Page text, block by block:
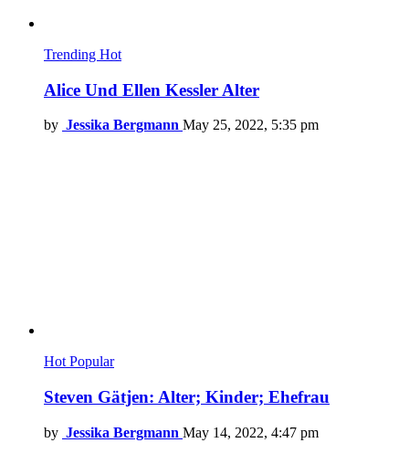
Trending Hot
Alice Und Ellen Kessler Alter
by Jessika Bergmann May 25, 2022, 5:35 pm
Hot Popular
Steven Gätjen: Alter; Kinder; Ehefrau
by Jessika Bergmann May 14, 2022, 4:47 pm